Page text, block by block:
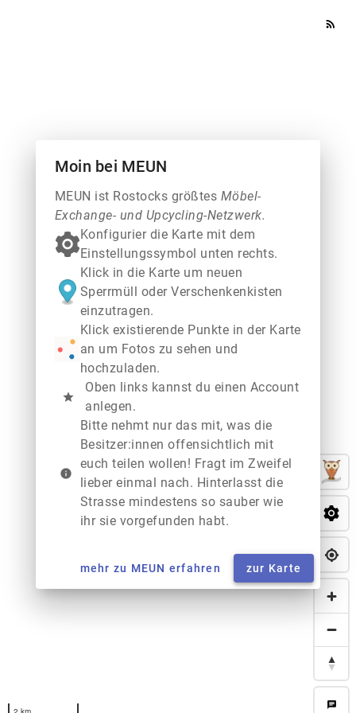
rss_feed
chat
Moin bei MEUN
MEUN ist Rostocks größtes Möbel-
Exchange- und Upcycling-Netzwerk.
Konfigurier die Karte mit dem
Einstellungssymbol unten rechts.
Klick in die Karte um neuen
Sperrmüll oder Verschenkenkisten
einzutragen.
Klick existierende Punkte in der Karte
an um Fotos zu sehen und
hochzuladen.
star
Oben links kannst du einen Account
anlegen.
info
Bitte nehmt nur das mit, was die
Besitzer:innen offensichtlich mit
euch teilen wollen! Fragt im Zweifel
lieber einmal nach. Hinterlasst die
Strasse mindestens so sauber wie
ihr sie vorgefunden habt.
mehr zu MEUN erfahren zur Karte